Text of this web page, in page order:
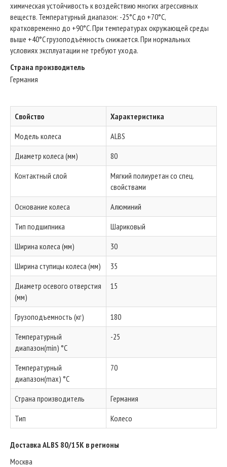
химическая устойчивость к воздействию многих агрессивных
веществ. Температурный диапазон: -25°C до +70°C,
кратковременно до +90°C. При температурах окружающей среды
выше +40°C грузоподъёмность снижается. При нормальных
условиях эксплуатации не требуют ухода.
Страна производитель
Германия
Свойство
Характеристика
Модель колеса
ALBS
Диаметр колеса (мм)
80
Контактный слой
Мягкий полиуретан со спец.
свойствами
Основание колеса
Алюминий
Тип подшипника
Шариковый
Ширина колеса (мм)
30
Ширина ступицы колеса (мм)
35
Диаметр осевого отверстия
(мм)
15
Грузоподъемность (кг)
180
Температурный
диапазон(min) °C
-25
Температурный
диапазон(max) °C
70
Страна производитель
Германия
Тип
Колесо
Доставка ALBS 80/15K в регионы
Москва